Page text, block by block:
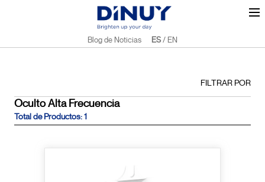
Blog de Noticias ES/ EN
FILTRAR POR
Oculto Alta Frecuencia
Total de Productos: 1